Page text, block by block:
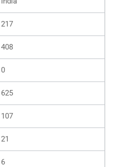
217
408
0
625
107
21
6